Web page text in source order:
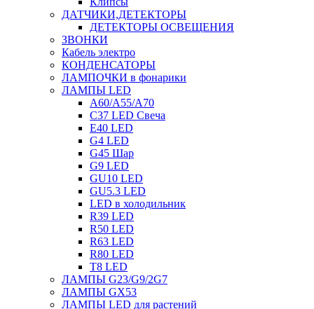
ДАТЧИКИ,ДЕТЕКТОРЫ
ДЕТЕКТОРЫ ОСВЕЩЕНИЯ
ЗВОНКИ
Кабель электро
КОНДЕНСАТОРЫ
ЛАМПОЧКИ в фонарики
ЛАМПЫ LED
A60/A55/A70
C37 LED Свеча
E40 LED
G4 LED
G45 Шар
G9 LED
GU10 LED
GU5.3 LED
LED в холодильник
R39 LED
R50 LED
R63 LED
R80 LED
T8 LED
ЛАМПЫ G23/G9/2G7
ЛАМПЫ GX53
ЛАМПЫ LED для растений